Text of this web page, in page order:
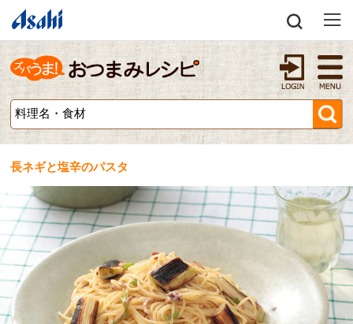
長ネギと塩辛のパスタ